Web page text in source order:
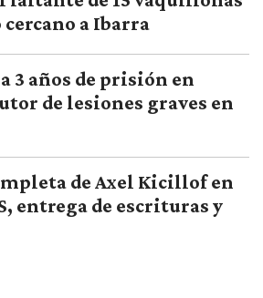
a Ibarra
3 años de prisión en
de lesiones graves en
de Axel Kicillof en
entrega de escrituras y